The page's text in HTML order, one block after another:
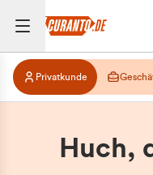
Privatkunde
Huch,